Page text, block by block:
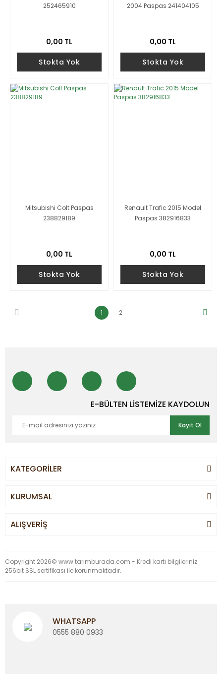
252465910
0,00 TL
Stokta Yok
2004 Paspas 241404105
0,00 TL
Stokta Yok
Mitsubishi Colt Paspas
238829189
0,00 TL
Stokta Yok
Renault Trafic 2015 Model
Paspas 382916833
0,00 TL
Stokta Yok
1 2
E-BÜLTEN LİSTEMİZE KAYDOLUN
Kayıt Ol
KATEGORİLER
KURUMSAL
ALIŞVERİŞ
Copyright 2026© www.tarımburada.com - Kredi kartı bilgileriniz
256bit SSL sertifikası ile korunmaktadır.
WHATSAPP
0555 880 0933